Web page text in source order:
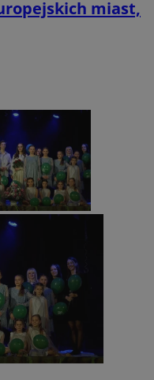
miast,